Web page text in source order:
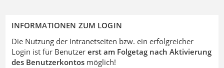
INFORMATIONEN ZUM LOGIN
Die Nutzung der Intranetseiten bzw. ein erfolgreicher
Login ist für Benutzer erst am Folgetag nach Aktivierung
des Benutzerkontosmöglich!